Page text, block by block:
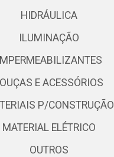
HIDRÁULICA
ILUMINAÇÃO
IMPERMEABILIZANTES
E ACESSÓRIOS
P/CONSTRUÇÃO
MATERIAL ELÉTRICO
OUTROS